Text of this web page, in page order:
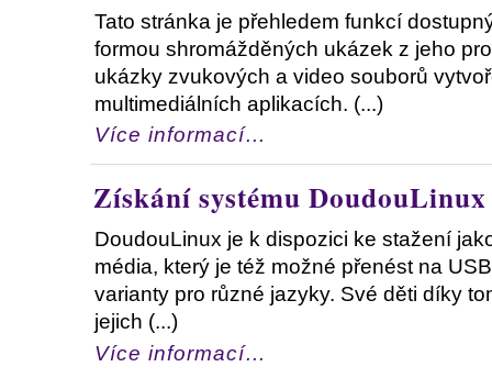
Tato stránka je přehledem funkcí
formou shromážděných ukázek z jeho
ukázky zvukových a video souborů
multimediálních aplikacích. (...)
Více informací…
Získání systému DoudouLinux
DoudouLinux je k dispozici ke stažení
média, který je též možné přenést na
varianty pro různé jazyky. Své děti díky
jejich (...)
Více informací…